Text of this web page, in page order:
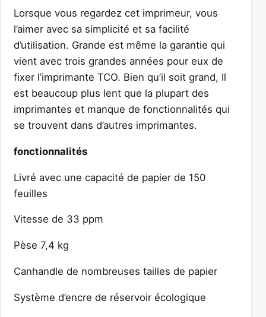
Lorsque vous regardez cet imprimeur, vous
l’aimer avec sa simplicité et sa facilité
d’utilisation. Grande est même la garantie qui
vient avec trois grandes années pour eux de
fixer l’imprimante TCO. Bien qu’il soit grand, Il
est beaucoup plus lent que la plupart des
imprimantes et manque de fonctionnalités qui
se trouvent dans d’autres imprimantes.
fonctionnalités
Livré avec une capacité de papier de 150
feuilles
Vitesse de 33 ppm
Pèse 7,4 kg
Canhandle de nombreuses tailles de papier
Système d’encre de réservoir écologique